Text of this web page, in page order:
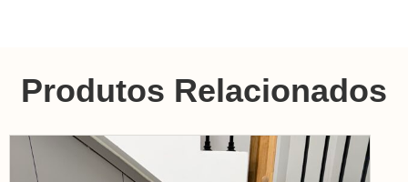
Produtos Relacionados